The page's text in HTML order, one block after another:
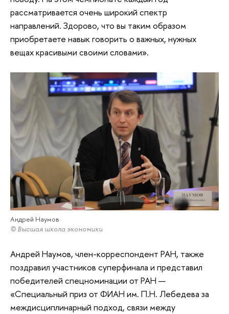
рассматривается очень широкий спектр
направлений. Здорово, что вы таким образом
приобретаете навык говорить о важных, нужных
вещах красивыми своими словами».
Андрей Наумов
© Высшая школа экономики
Андрей Наумов, член-корреспондент РАН, также
поздравил участников суперфинала и представил
победителей спецноминации от РАН —
«Специальный приз от ФИАН им. П.Н. Лебедева за
междисциплинарный подход, связи между